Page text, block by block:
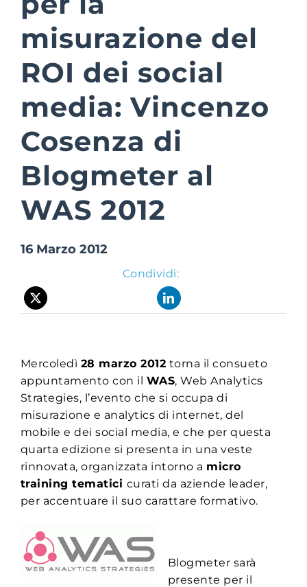
Suite Login
misurazione del
ROI dei social
media: Vincenzo
Cosenza di
Blogmeter al
WAS 2012
16 Marzo 2012
Condividi:
Mercoledì 28 marzo 2012 torna il consueto
appuntamento con il WAS, Web Analytics
Strategies, l’evento che si occupa di
misurazione e analytics di internet, del
mobile e dei social media, e che per questa
quarta edizione si presenta in una veste
rinnovata, organizzata intorno a micro
training tematici curati da aziende leader,
per accentuare il suo carattare formativo.
Blogmeter sarà
presente per il